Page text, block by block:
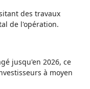
des travaux
de l'opération.
jusqu'en 2026, ce
à moyen